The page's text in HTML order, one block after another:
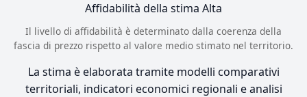
Affidabilità della stima Alta
Il livello di affidabilità è determinato dalla coerenza della
fascia di prezzo rispetto al valore medio stimato nel territorio.
La stima è elaborata tramite modelli comparativi
territoriali, indicatori economici regionali e analisi